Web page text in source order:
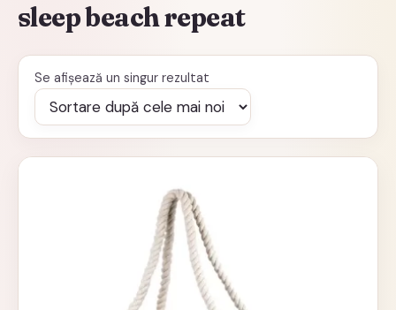
sleep beach repeat
Se afișează un singur rezultat